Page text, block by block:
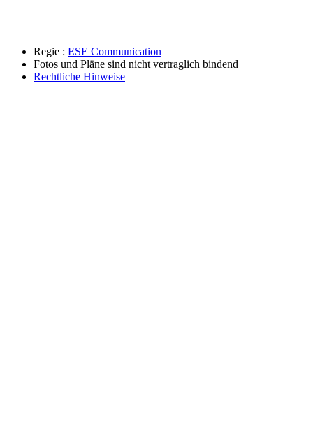
Regie : ESE Communication
Fotos und Pläne sind nicht vertraglich bindend
Rechtliche Hinweise